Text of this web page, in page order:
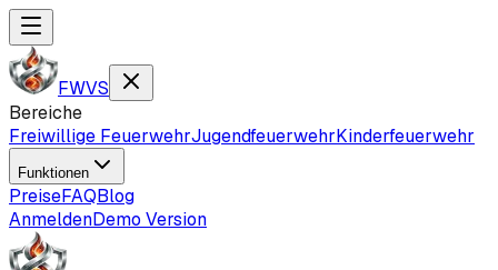
FWVS
Bereiche
Freiwillige FeuerwehrJugendfeuerwehrKinderfeuerwehr
Funktionen
PreiseFAQBlog
AnmeldenDemo Version